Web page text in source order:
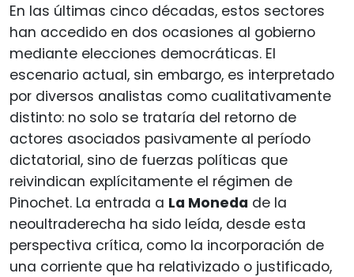
En las últimas cinco décadas, estos sectores
han accedido en dos ocasiones al gobierno
mediante elecciones democráticas. El
escenario actual, sin embargo, es interpretado
por diversos analistas como cualitativamente
distinto: no solo se trataría del retorno de
actores asociados pasivamente al período
dictatorial, sino de fuerzas políticas que
reivindican explícitamente el régimen de
Pinochet. La entrada a La Moneda de la
neoultraderecha ha sido leída, desde esta
perspectiva crítica, como la incorporación de
una corriente que ha relativizado o justificado,